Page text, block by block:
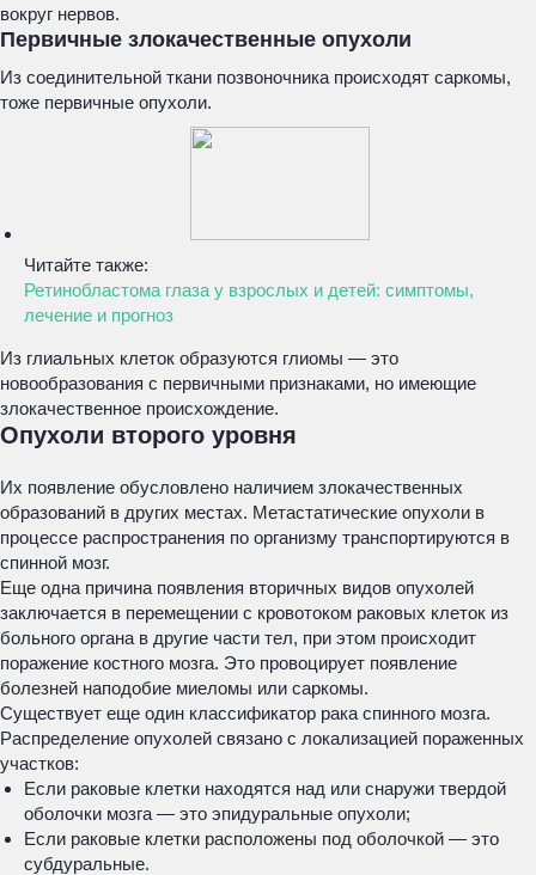
вокруг нервов.
Первичные злокачественные опухоли
Из соединительной ткани позвоночника происходят саркомы,
тоже первичные опухоли.
Читайте также:
Ретинобластома глаза у взрослых и детей: симптомы,
лечение и прогноз
Из глиальных клеток образуются глиомы — это
новообразования с первичными признаками, но имеющие
злокачественное происхождение.
Опухоли второго уровня
Их появление обусловлено наличием злокачественных
образований в других местах. Метастатические опухоли в
процессе распространения по организму транспортируются в
спинной мозг.
Еще одна причина появления вторичных видов опухолей
заключается в перемещении с кровотоком раковых клеток из
больного органа в другие части тел, при этом происходит
поражение костного мозга. Это провоцирует появление
болезней наподобие миеломы или саркомы.
Существует еще один классификатор рака спинного мозга.
Распределение опухолей связано с локализацией пораженных
участков:
Если раковые клетки находятся над или снаружи твердой
оболочки мозга — это эпидуральные опухоли;
Если раковые клетки расположены под оболочкой — это
субдуральные.